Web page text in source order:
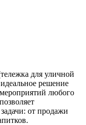
для уличной
решение
любого
от продажи